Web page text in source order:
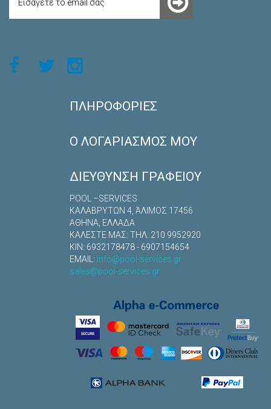
ΠΛΗΡΟΦΟΡΊΕΣ
Ο ΛΟΓΑΡΙΑΣΜΌΣ ΜΟΥ
ΔΙΕΎΘΥΝΣΗ ΓΡΑΦΕΊΟΥ
POOL –SERVICES
ΚΑΛΑΒΡYΤΩΝ 4, ΆΛΙΜΟΣ 17456
ΑΘΗΝΑ, ΕΛΛΑΔΑ
ΚΑΛΕΣΤΕ ΜΑΣ: TΗΛ: 210 9952920
ΚΙΝ: 6932178478 - 6907154654
EMAIL: info@pool-services.gr
sales@pool-services.gr